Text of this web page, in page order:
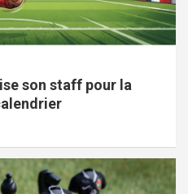
son staff pour la